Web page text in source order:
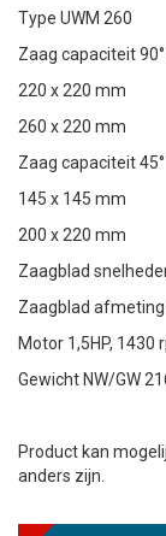
Type UWM 260
Zaag capaciteit
220 x 220 mm
260 x 220 mm
Zaag capaciteit
145 x 145 mm
200 x 220 mm
Zaagblad
Zaagblad
Motor 1,5HP, 1430
Gewicht NW/GW
Product kan
anders zijn.